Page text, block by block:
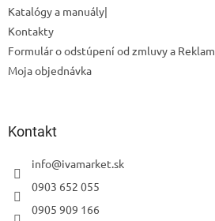
Katalógy a manuály|
Kontakty
Formulár o odstúpení od zmluvy a
Moja objednávka
Kontakt
info@ivamarket.sk
0903 652 055
0905 909 166